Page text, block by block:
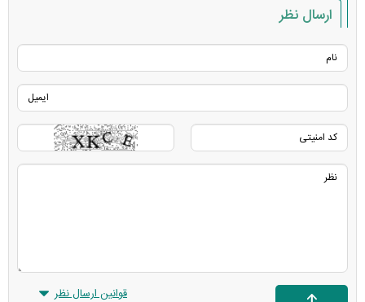
ارسال نظر
قوانین ارسال نظر